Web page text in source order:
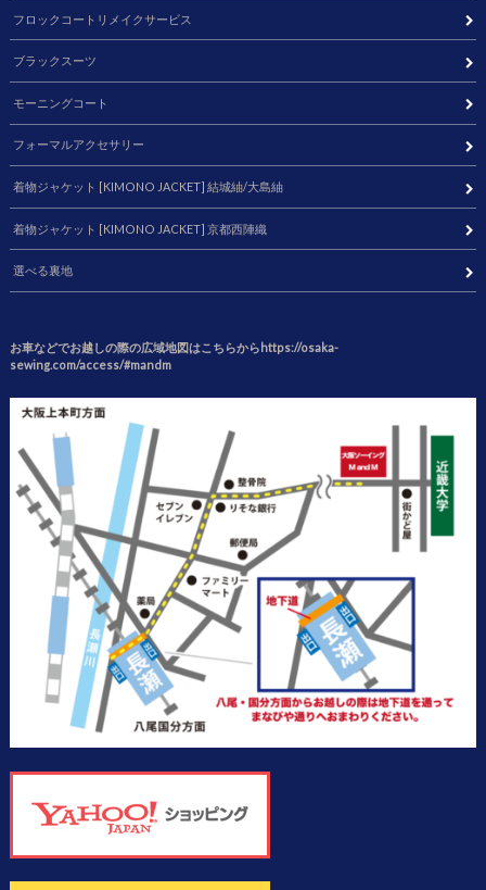
フロックコートリメイクサービス
ブラックスーツ
モーニングコート
フォーマルアクセサリー
着物ジャケット [KIMONO JACKET] 結城紬/大島紬
着物ジャケット [KIMONO JACKET] 京都西陣織
選べる裏地
お車などでお越しの際の広域地図はこちらからhttps://osaka-
sewing.com/access/#mandm